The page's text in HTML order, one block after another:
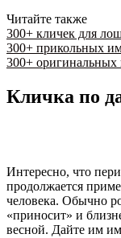
Читайте также
300+ кличек для
300+ прикольных
300+ оригинальных
Кличка по
Интересно, что
продолжается
человека. Обычно
«приносит» и
весной. Дайте им